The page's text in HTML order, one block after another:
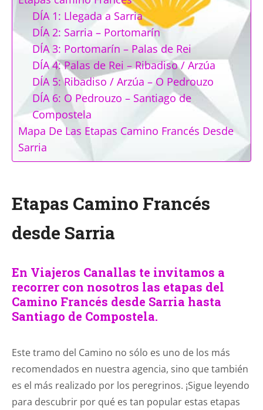
DÍA 1: Llegada a Sarria
DÍA 2: Sarria – Portomarín
DÍA 3: Portomarín – Palas de Rei
DÍA 4: Palas de Rei – Ribadiso / Arzúa
DÍA 5: Ribadiso / Arzúa – O Pedrouzo
DÍA 6: O Pedrouzo – Santiago de
Compostela
Mapa De Las Etapas Camino Francés Desde
Sarria
Etapas Camino Francés
desde Sarria
En Viajeros Canallas te invitamos a
recorrer con nosotros las etapas del
Camino Francés desde Sarria hasta
Santiago de Compostela.
Este tramo del Camino no sólo es uno de los más
recomendados en nuestra agencia, sino que también
es el más realizado por los peregrinos. ¡Sigue leyendo
para descubrir por qué es tan popular estas etapas